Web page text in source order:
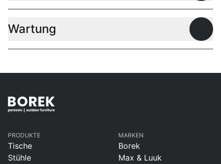
Wartung
PRODUKTE
Tische
Stühle
MARKEN
Borek
Max & Luuk